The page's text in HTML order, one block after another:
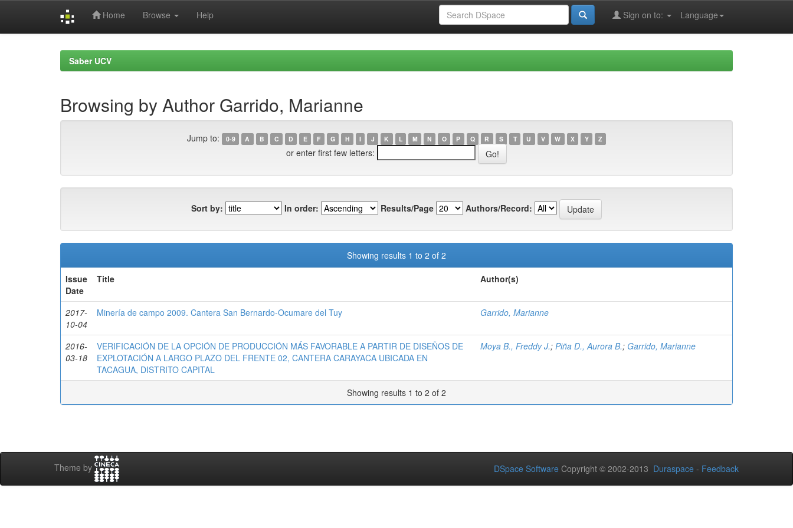
Home Browse Help Language
Sign on to:
Saber UCV
Browsing by Author Garrido, Marianne
Jump to: 0-9 A B C D E F G H I J K L M N O P Q R S T U V W X Y Z
or enter first few letters:
Sort by: In order: Results/Page Authors/Record:
Showing results 1 to 2 of 2
Issue
Date
Title Author(s)
2017-
10-04
Minería de campo 2009. Cantera San Bernardo-Ocumare del Tuy Garrido, Marianne
2016-
03-18
VERIFICACIÓN DE LA OPCIÓN DE PRODUCCIÓN MÁS FAVORABLE A PARTIR DE DISEÑOS DE
EXPLOTACIÓN A LARGO PLAZO DEL FRENTE 02, CANTERA CARAYACA UBICADA EN
TACAGUA, DISTRITO CAPITAL
Moya B., Freddy J.; Piña D., Aurora B.; Garrido, Marianne
Showing results 1 to 2 of 2
Theme by DSpace Software Copyright © 2002-2013 Duraspace - Feedback